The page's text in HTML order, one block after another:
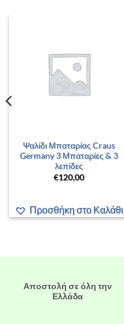
Ψαλίδι Μπαταρίας Craus
Germany 3 Μπαταρίες & 3
λεπίδες
€120,00
Προσθήκη στο Καλάθι
Αποστολή σε όλη την
Ελλάδα